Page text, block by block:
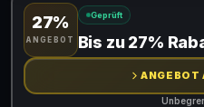
Gültig für teilnehmende
27%
ANGEBOT
Geprüft
Bis zu 27%
ANGEBOT